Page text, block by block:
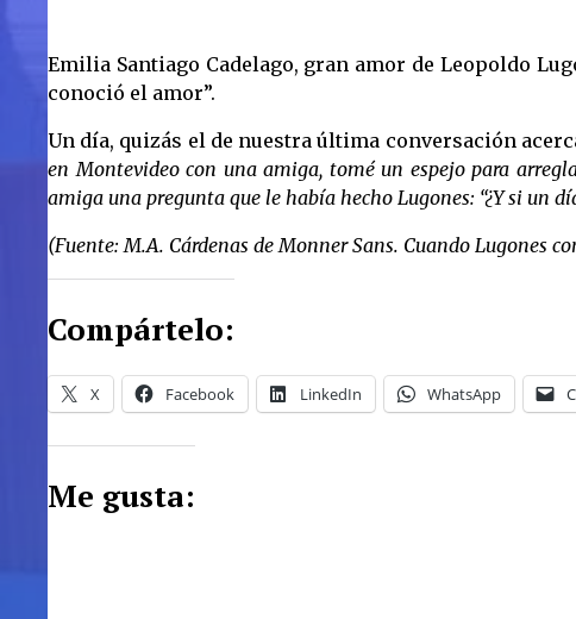
Emilia Santiago Cadelago, gran amor de Leopoldo
conoció el amor”.
Un día, quizás el de nuestra última conversación
en Montevideo con una amiga, tomé un espejo para
amiga una pregunta que le había hecho Lugones: “¿Y si un
(Fuente: M.A. Cárdenas de Monner Sans. Cuando Lugones
Compártelo:
X Facebook LinkedIn WhatsApp
Me gusta: